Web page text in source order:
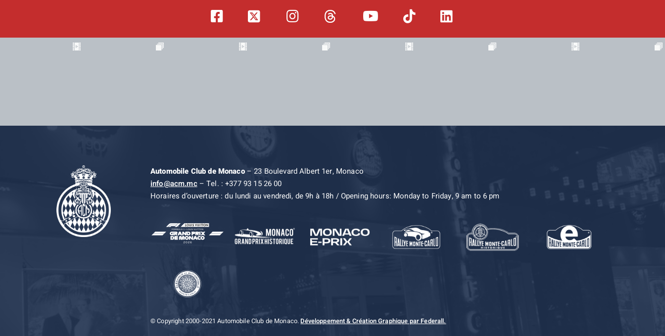
Automobile Club de Monaco– 23 Boulevard Albert 1er, Monaco
info@acm.mc– Tel. : +377 93 15 26 00
Horaires d’ouverture : du lundi au vendredi, de 9h à 18h / Opening hours: Monday to Friday, 9 am to 6 pm
© Copyright 2000-2021 Automobile Club de Monaco.Développement & Création Graphique par Federall.